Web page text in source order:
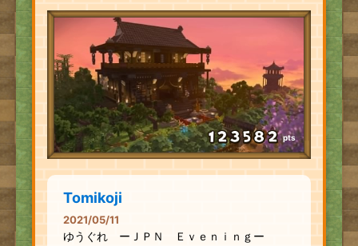
pts
Tomikoji
2021/05/11
ゆうぐれ ーＪＰＮ Ｅｖｅｎｉｎｇー